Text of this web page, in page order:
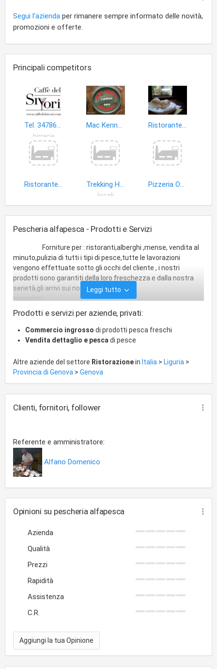
Segui l'azienda per rimanere sempre informato delle novità,
promozioni e offerte.
Principali competitors
Tel. 3478619226 - Caffè del Sivori
birrerie
Mac Kenny fabbrica della Birra Ristorante tipico Zimino
Ristorante Bar A’ Marè
Trekking House S.n.c. di Novelli Simona e Gardella Fabrizio
locali
Pizzeria Officina 010
Pescheria alfapesca - Prodotti e Servizi
Forniture per : ristoranti,alberghi ,mense, vendita al
minuto,pulizia di tutti i tipi di pesce,tutte le lavorazioni
vengono effettuate sotto gli occhi del cliente , i nostri
prodotti sono garantiti della loro freschezza e dalla nostra
serietà,gli arrivi sui nostri banchi sono
giornalieri.
Leggi tutto
Prodotti e servizi per aziende, privati:
Commercio ingrosso di prodotti pesca freschi
Vendita dettaglio e pesca di pesce
Altre aziende del settore Ristorazionein Italia > Liguria >
Provincia di Genova > Genova
Clienti, fornitori, follower
Referente e amministratore:
Alfano Domenico
Opinioni su pescheria alfapesca
Azienda
Qualità
Prezzi
Rapidità
Assistenza
C.R.
Aggiungi la tua Opinione